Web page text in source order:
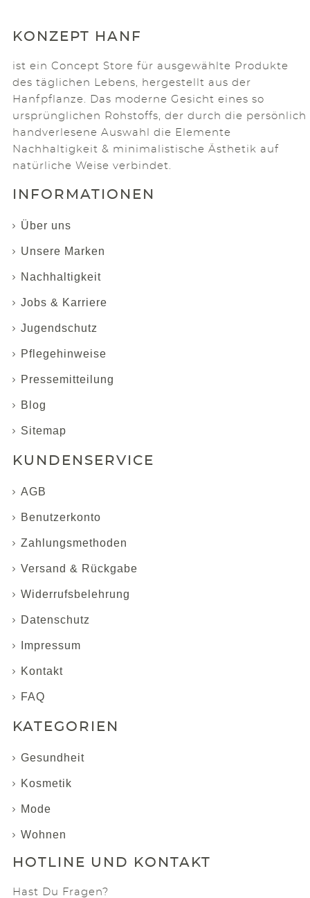
KONZEPT HANF
ist ein Concept Store für ausgewählte Produkte
des täglichen Lebens, hergestellt aus der
Hanfpflanze. Das moderne Gesicht eines so
ursprünglichen Rohstoffs, der durch die persönlich
handverlesene Auswahl die Elemente
Nachhaltigkeit & minimalistische Ästhetik auf
natürliche Weise verbindet.
INFORMATIONEN
Über uns
Unsere Marken
Nachhaltigkeit
Jobs & Karriere
Jugendschutz
Pflegehinweise
Pressemitteilung
Blog
Sitemap
KUNDENSERVICE
AGB
Benutzerkonto
Zahlungsmethoden
Versand & Rückgabe
Widerrufsbelehrung
Datenschutz
Impressum
Kontakt
FAQ
KATEGORIEN
Gesundheit
Kosmetik
Mode
Wohnen
HOTLINE UND KONTAKT
Hast Du Fragen?